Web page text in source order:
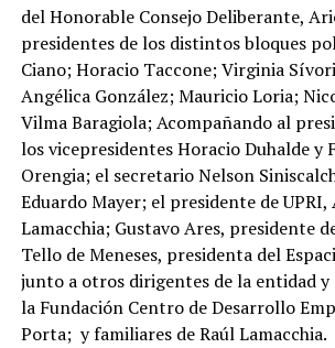
del Honorable Consejo Deliberante,
presidentes de los distintos bloques
Ciano; Horacio Taccone; Virginia
Angélica González; Mauricio Loria;
Vilma Baragiola; Acompañando al
los vicepresidentes Horacio Duhalde y
Orengia; el secretario Nelson
Eduardo Mayer; el presidente de
Lamacchia; Gustavo Ares, presidente
Tello de Meneses, presidenta del
junto a otros dirigentes de la entidad y
la Fundación Centro de Desarrollo
Porta; y familiares de Raúl Lamacchia.